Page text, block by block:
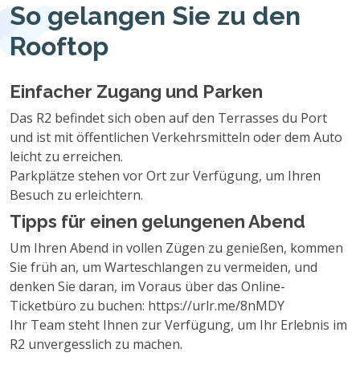
So gelangen Sie zu den
Rooftop
Einfacher Zugang und Parken
Das R2 befindet sich oben auf den Terrasses du Port
und ist mit öffentlichen Verkehrsmitteln oder dem Auto
leicht zu erreichen.
Parkplätze stehen vor Ort zur Verfügung, um Ihren
Besuch zu erleichtern.
Tipps für einen gelungenen Abend
Um Ihren Abend in vollen Zügen zu genießen, kommen
Sie früh an, um Warteschlangen zu vermeiden, und
denken Sie daran, im Voraus über das Online-
Ticketbüro zu buchen: https://urlr.me/8nMDY
Ihr Team steht Ihnen zur Verfügung, um Ihr Erlebnis im
R2 unvergesslich zu machen.